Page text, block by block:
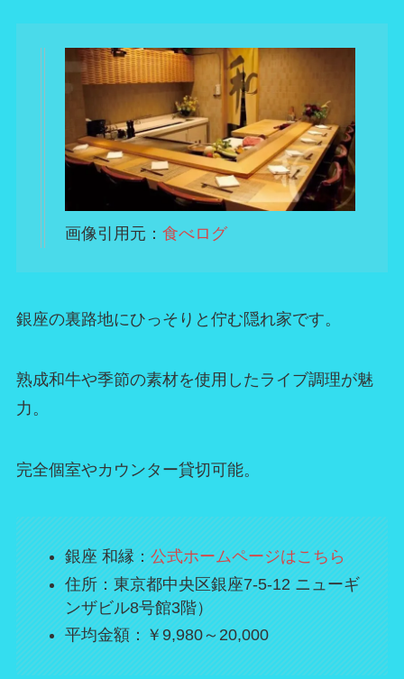
画像引用元： 食べログ
銀座の裏路地にひっそりと佇む隠れ家です。
熟成和牛や季節の素材を使用したライブ調理が魅
力。
完全個室やカウンター貸切可能。
銀座 和縁： 公式ホームページはこちら
住所：東京都中央区銀座7-5-12 ニューギ
ンザビル8号館3階）
平均金額：￥9,980～20,000